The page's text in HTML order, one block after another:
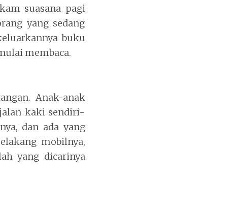
suasana pagi
yang sedang
buku
membaca.
Anak-anak
kaki sendiri-
dan ada yang
mobilnya,
yang dicarinya